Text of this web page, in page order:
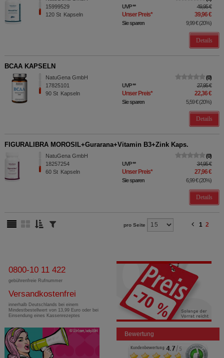
15999529
120 St Kapseln
UVP** 49,95 €
Unser Preis* 39,96 €
Sie sparen 9,99 €(20%)
Details
BCAA KAPSELN
NatuGena GmbH
17825101
90 St Kapseln
0
UVP** 27,95 €
Unser Preis* 22,36 €
Sie sparen 5,59 €(20%)
Details
FIGURALIBRA MOROSIL+Gurarana+Vitamin B3+Zink Kaps.
NatuGena GmbH
18257254
60 St Kapseln
0
UVP** 34,95 €
Unser Preis* 27,96 €
Sie sparen 6,99 €(20%)
Details
pro Seite 1 2
0800-10 11 422
gebührenfreie Rufnummer
Versandkostenfrei
innerhalb Deutschlands bei einem
Mindestbestellwert von 13,99 Euro oder bei
Einsendung eines Kassenrezeptes
Bewertung